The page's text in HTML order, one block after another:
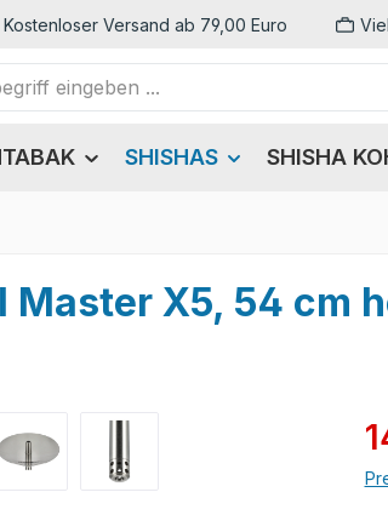
Kostenloser Versand ab 79,00 Euro
SHISHAS SHISHA
Master X5, 54 cm